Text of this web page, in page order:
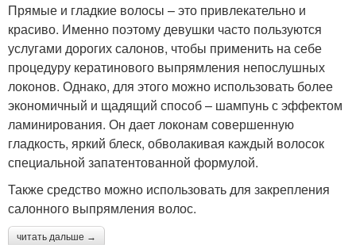
Прямые и гладкие волосы – это привлекательно и
красиво. Именно поэтому девушки часто пользуются
услугами дорогих салонов, чтобы применить на себе
процедуру кератинового выпрямления непослушных
локонов. Однако, для этого можно использовать более
экономичный и щадящий способ – шампунь с эффектом
ламинирования. Он дает локонам совершенную
гладкость, яркий блеск, обволакивая каждый волосок
специальной запатентованной формулой.
Также средство можно использовать для закрепления
салонного выпрямления волос.
читать дальше →